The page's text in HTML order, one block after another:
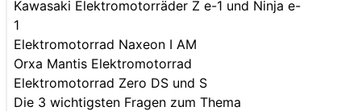
Kawasaki Elektromotorräder Z e-1 und Ninja e-
1
Elektromotorrad Naxeon I AM
Orxa Mantis Elektromotorrad
Elektromotorrad Zero DS und S
Die 3 wichtigsten Fragen zum Thema